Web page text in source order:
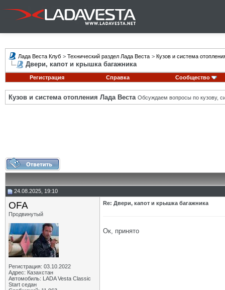
Лада Веста Клуб > Технический раздел Лада Веста > Кузов и система
Двери, капот и крышка багажника
Регистрация Справка Сообщество
Кузов и система отопления Лада Веста Обсуждаем вопросы по кузову,
24.08.2025, 19:10
OFA
Продвинутый
Регистрация: 03.10.2022
Адрес: Казахстан
Автомобиль: LADA Vesta Classic
Start седан
Re: Двери, капот и крышка багажника
Ок, принято